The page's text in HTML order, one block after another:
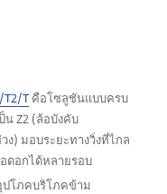
T2/T คือโซลูชันแบบครบ
น Z2 (ล้อบังคับ
ง) มอบระยะทางวิ่งที่ไกล
ดอกได้หลายรอบ
โภคบริโภคข้าม